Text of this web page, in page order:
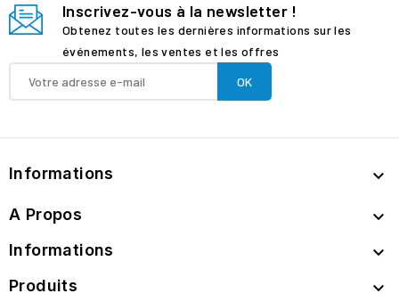
Inscrivez-vous à la newsletter !
Obtenez toutes les dernières informations sur les
événements, les ventes et les offres
Informations 
A Propos 
Informations 
Produits 